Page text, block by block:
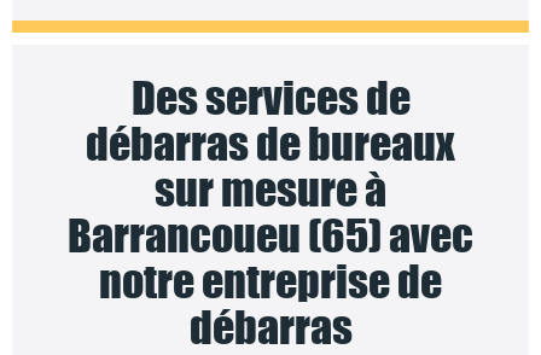
Des services de
débarras de bureaux
sur mesure à
Barrancoueu (65) avec
notre entreprise de
débarras